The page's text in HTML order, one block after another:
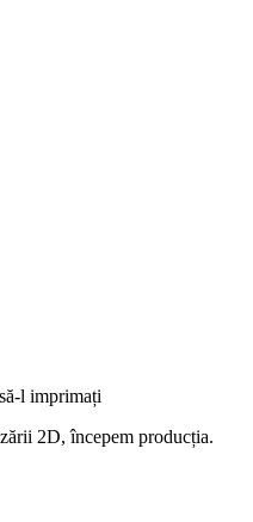
l imprimați
2D, începem producția.